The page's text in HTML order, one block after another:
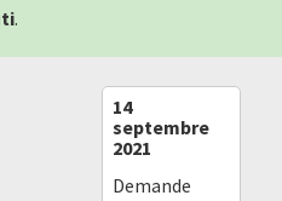
.
14
septembre
2021
Demande